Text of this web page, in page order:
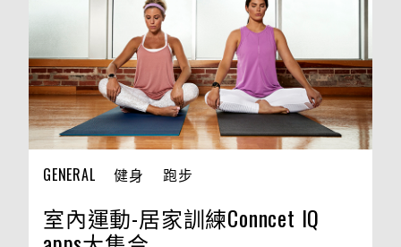
GENERAL 健身 跑步
室內運動-居家訓練Conncet IQ